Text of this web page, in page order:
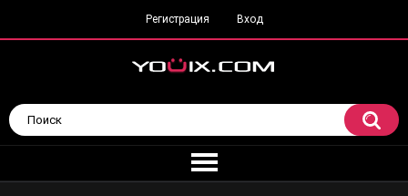
Регистрация Вход